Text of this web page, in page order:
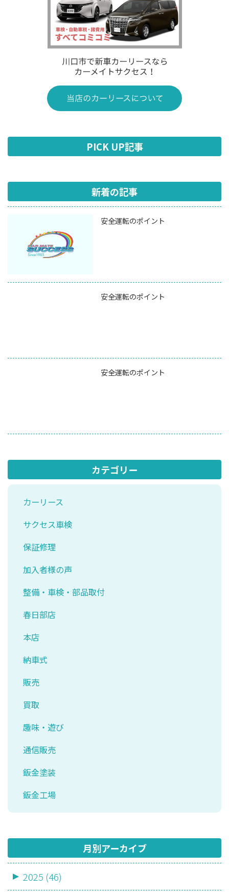
PICK UP記事
新着の記事
安全運転のポイント
安全運転のポイント
安全運転のポイント
カテゴリー
カーリース
サクセス車検
保証修理
加入者様の声
整備・車検・部品取付
春日部店
本店
納車式
販売
買取
趣味・遊び
通信販売
鈑金塗装
鈑金工場
月別アーカイブ
2025 (46)